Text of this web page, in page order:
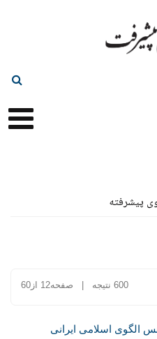
پیشرفته
600 نتیجه | صفحه12 از60
الگوی اسلامی ایرانی